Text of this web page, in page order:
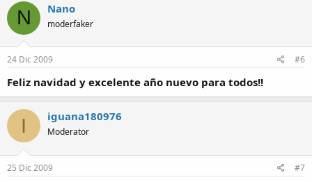
N Nano
moderfaker
24 Dic 2009 #6
Feliz navidad y excelente año nuevo para todos!!
I iguana180976
Moderator
25 Dic 2009 #7